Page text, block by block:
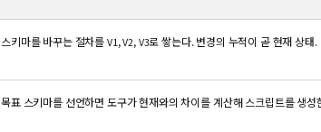
스키마를 바꾸는 절차를 V1,V2, V3로 쌓는다. 변경의 누적이 곧 현재 상태.
목표 스키마를 선언하면 도구가 현재와의 차이를 계산해 스크립트를 생성